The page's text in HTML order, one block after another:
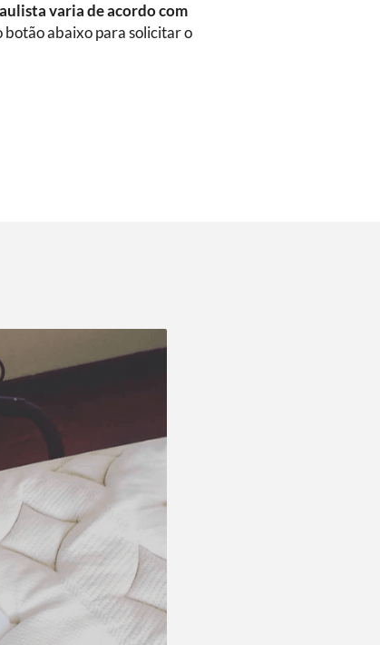
varia de acordo com
botão abaixo para solicitar o